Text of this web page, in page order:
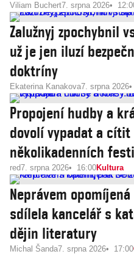
Viliam Buchert7. srpna 2026
Zalužnyj zpochybnil
už je jen iluzí
doktríny
Ekaterina Kanakova7. srpna 2026
Propojení hudby a
dovolí vypadat a
několikadenních
red7. srpna 2026 16:00Kultura
Neprávem
sdílela kancelář s
dějin literatury
Michal Šanda7. srpna 2026 17:00